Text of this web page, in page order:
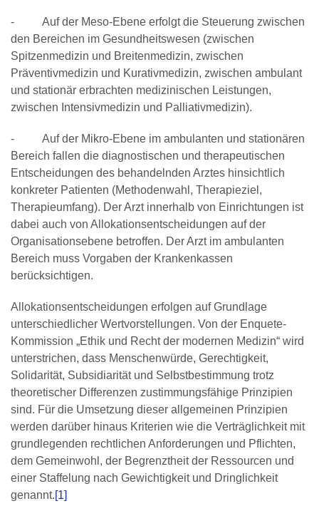
- Auf der Meso-Ebene erfolgt die Steuerung zwischen
den Bereichen im Gesundheitswesen (zwischen
Spitzenmedizin und Breitenmedizin, zwischen
Präventivmedizin und Kurativmedizin, zwischen ambulant
und stationär erbrachten medizinischen Leistungen,
zwischen Intensivmedizin und Palliativmedizin).
- Auf der Mikro-Ebene im ambulanten und stationären
Bereich fallen die diagnostischen und therapeutischen
Entscheidungen des behandelnden Arztes hinsichtlich
konkreter Patienten (Methodenwahl, Therapieziel,
Therapieumfang). Der Arzt innerhalb von Einrichtungen ist
dabei auch von Allokationsentscheidungen auf der
Organisationsebene betroffen. Der Arzt im ambulanten
Bereich muss Vorgaben der Krankenkassen
berücksichtigen.
Allokationsentscheidungen erfolgen auf Grundlage
unterschiedlicher Wertvorstellungen. Von der Enquete-
Kommission „Ethik und Recht der modernen Medizin“ wird
unterstrichen, dass Menschenwürde, Gerechtigkeit,
Solidarität, Subsidiarität und Selbstbestimmung trotz
theoretischer Differenzen zustimmungsfähige Prinzipien
sind. Für die Umsetzung dieser allgemeinen Prinzipien
werden darüber hinaus Kriterien wie die Verträglichkeit mit
grundlegenden rechtlichen Anforderungen und Pflichten,
dem Gemeinwohl, der Begrenztheit der Ressourcen und
einer Staffelung nach Gewichtigkeit und Dringlichkeit
genannt.[1]